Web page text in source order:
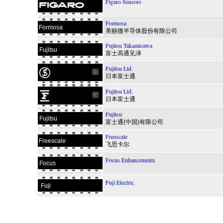
Formosa
Formosa
美丽微半导体股份有限公司
Fujitsu
Fujitsu Takamisawa
富士高通见泽
Fujitsu Ltd.
日本富士通
Fujitsu Ltd.
日本富士通
Fujitsu
Fujitsu
富士通(中国)有限公司
Freescale
Freescale
飞思卡尔
Focus Focus Enhancements
Fuji Fuji Electric